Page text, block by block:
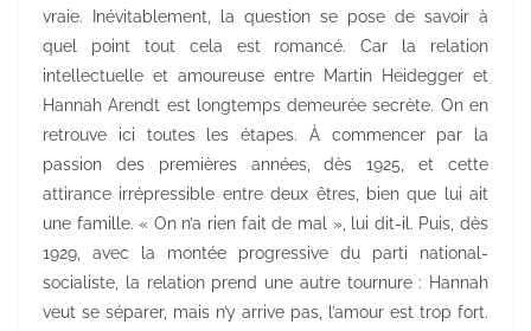
vraie. Inévitablement, la question se pose de savoir à
quel point tout cela est romancé. Car la relation
intellectuelle et amoureuse entre Martin Heidegger et
Hannah Arendt est longtemps demeurée secrète. On en
retrouve ici toutes les étapes. À commencer par la
passion des premières années, dès 1925, et cette
attirance irrépressible entre deux êtres, bien que lui ait
une famille. « On n’a rien fait de mal », lui dit-il. Puis, dès
1929, avec la montée progressive du parti national-
socialiste, la relation prend une autre tournure : Hannah
veut se séparer, mais n’y arrive pas, l’amour est trop fort.